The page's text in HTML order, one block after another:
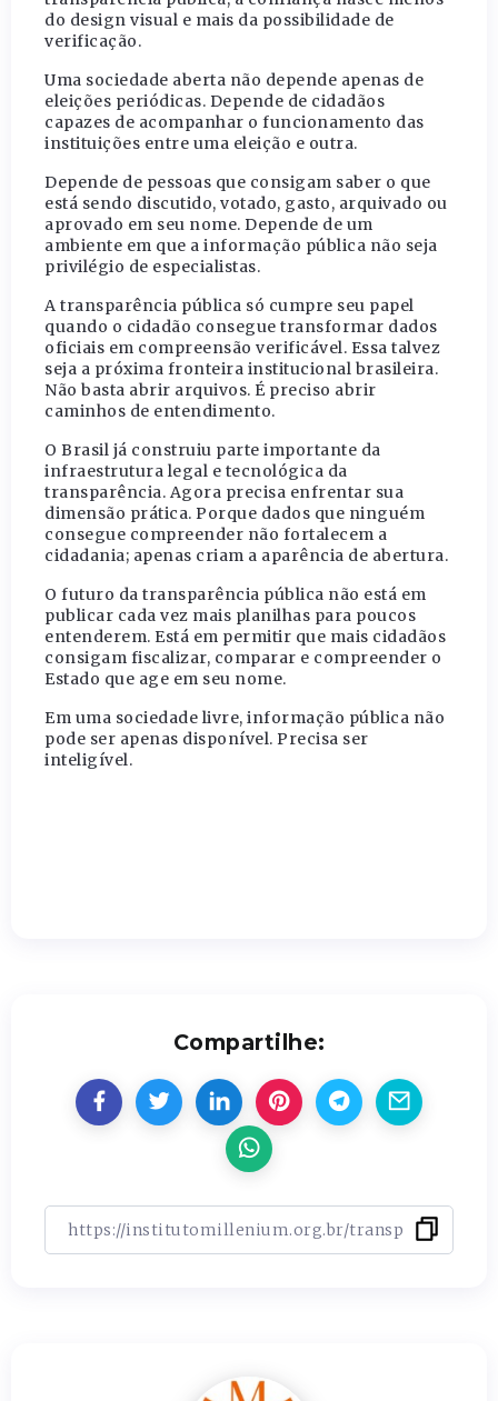
do design visual e mais da possibilidade de
verificação.
Uma sociedade aberta não depende apenas de
eleições periódicas. Depende de cidadãos
capazes de acompanhar o funcionamento das
instituições entre uma eleição e outra.
Depende de pessoas que consigam saber o que
está sendo discutido, votado, gasto, arquivado ou
aprovado em seu nome. Depende de um
ambiente em que a informação pública não seja
privilégio de especialistas.
A transparência pública só cumpre seu papel
quando o cidadão consegue transformar dados
oficiais em compreensão verificável. Essa talvez
seja a próxima fronteira institucional brasileira.
Não basta abrir arquivos. É preciso abrir
caminhos de entendimento.
O Brasil já construiu parte importante da
infraestrutura legal e tecnológica da
transparência. Agora precisa enfrentar sua
dimensão prática. Porque dados que ninguém
consegue compreender não fortalecem a
cidadania; apenas criam a aparência de abertura.
O futuro da transparência pública não está em
publicar cada vez mais planilhas para poucos
entenderem. Está em permitir que mais cidadãos
consigam fiscalizar, comparar e compreender o
Estado que age em seu nome.
Em uma sociedade livre, informação pública não
pode ser apenas disponível. Precisa ser
inteligível.
Compartilhe: